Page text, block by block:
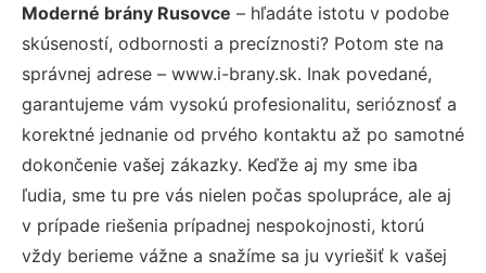
Moderné brány Rusovce – hľadáte istotu v podobe
skúseností, odbornosti a precíznosti? Potom ste na
správnej adrese – www.i-brany.sk. Inak povedané,
garantujeme vám vysokú profesionalitu, serióznosť a
korektné jednanie od prvého kontaktu až po samotné
dokončenie vašej zákazky. Keďže aj my sme iba
ľudia, sme tu pre vás nielen počas spolupráce, ale aj
v prípade riešenia prípadnej nespokojnosti, ktorú
vždy berieme vážne a snažíme sa ju vyriešiť k vašej